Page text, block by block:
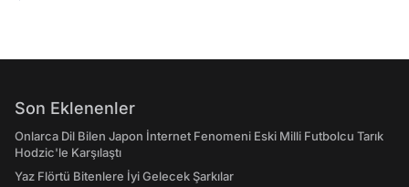
Son Eklenenler
Onlarca Dil Bilen Japon İnternet Fenomeni Eski Milli Futbolcu Tarık
Hodzic'le Karşılaştı
Yaz Flörtü Bitenlere İyi Gelecek Şarkılar